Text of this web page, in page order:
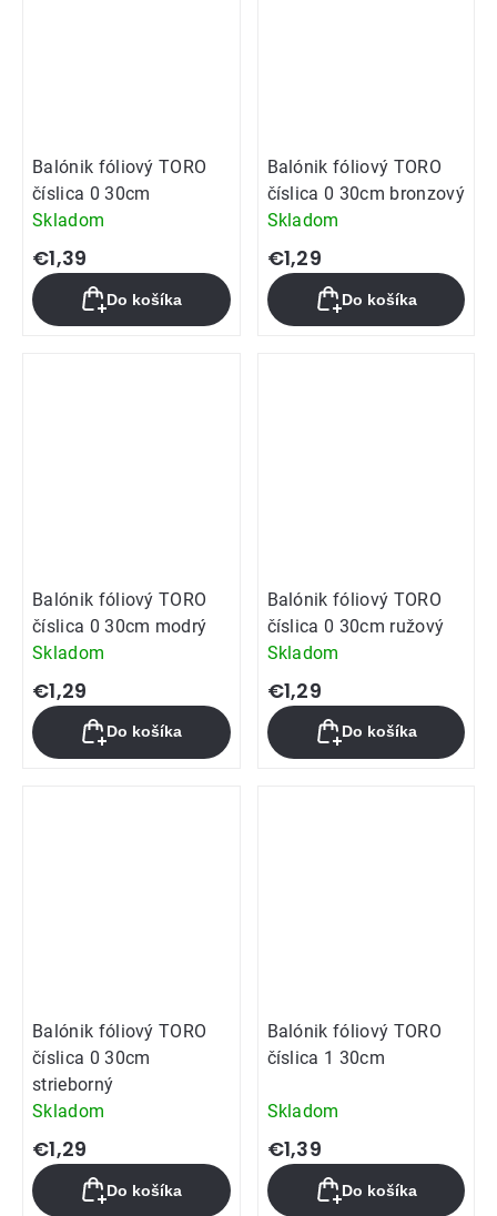
Balónik fóliový TORO
číslica 0 30cm
Skladom
€1,39
Do košíka
Balónik fóliový TORO
číslica 0 30cm bronzový
Skladom
€1,29
Do košíka
Balónik fóliový TORO
číslica 0 30cm modrý
Skladom
€1,29
Do košíka
Balónik fóliový TORO
číslica 0 30cm ružový
Skladom
€1,29
Do košíka
Balónik fóliový TORO
číslica 0 30cm
strieborný
Skladom
€1,29
Do košíka
Balónik fóliový TORO
číslica 1 30cm
Skladom
€1,39
Do košíka